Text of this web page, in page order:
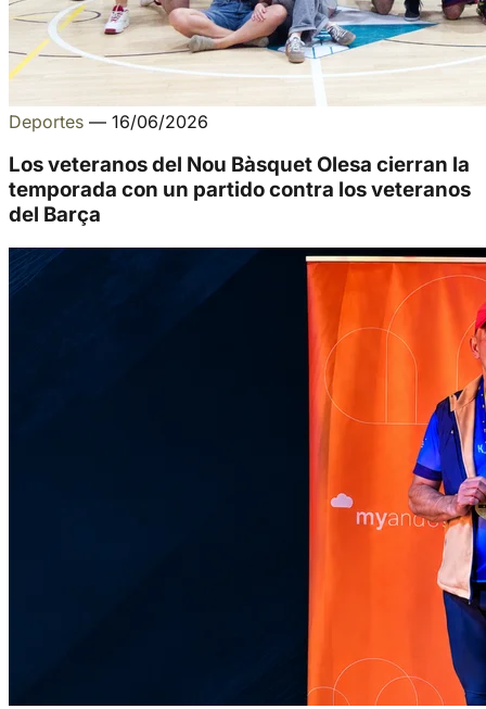
Deportes — 16/06/2026
Los veteranos del Nou Bàsquet Olesa cierran la
temporada con un partido contra los veteranos
del Barça